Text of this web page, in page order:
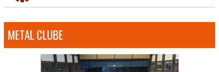
METAL CLUBE